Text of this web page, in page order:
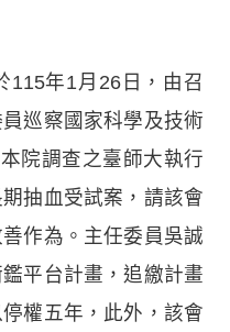
115年1月26日，由召
巡察國家科學及技術
院調查之臺師大執行
抽血受試案，請該會
作為。主任委員吳誠
平台計畫，追繳計畫
權五年，此外，該會